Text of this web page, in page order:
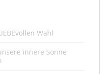
Wahl
innere Sonne